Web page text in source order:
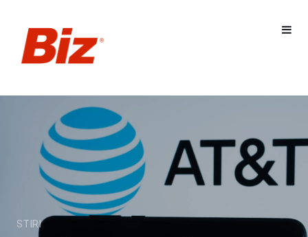
STIRI